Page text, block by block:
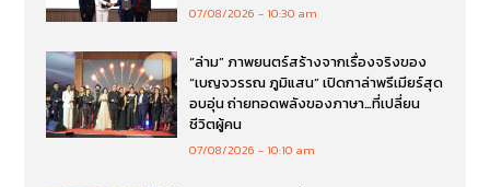
07/08/2026 10:30 am
“ล่าม” ภาพยนตร์สร้างจากเรื่องจริงของ
“เบญจวรรณ ภูมิแสน” เปิดกาล่าพรีเมียร์สุด
อบอุ่น ถ่ายทอดพลังของภาษา…ที่เปลี่ยน
ชีวิตผู้คน
07/08/2026 10:10 am